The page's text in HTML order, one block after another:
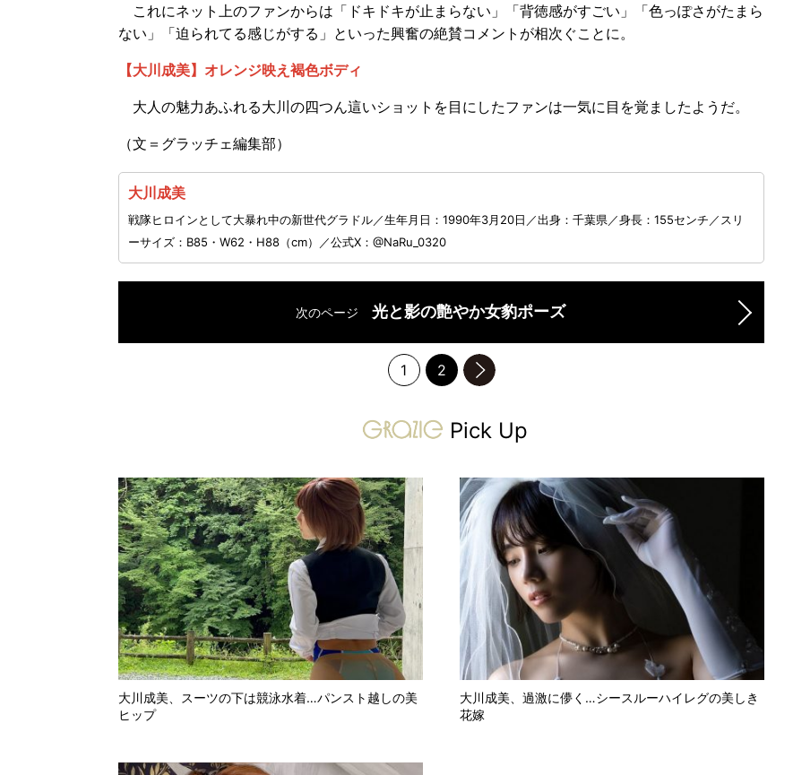
これにネット上のファンからは「ドキドキが止まらない」「背徳感がすごい」「色っぽさがたまら
ない」「迫られてる感じがする」といった興奮の絶賛コメントが相次ぐことに。
【大川成美】オレンジ映え褐色ボディ
大人の魅力あふれる大川の四つん這いショットを目にしたファンは一気に目を覚ましたようだ。
（文＝グラッチェ編集部）
大川成美
戦隊ヒロインとして大暴れ中の新世代グラドル／生年月日：1990年3月20日／出身：千葉県／身長：155センチ／スリ
ーサイズ：B85・W62・H88（cm）／公式X：@NaRu_0320
次のページ 光と影の艶やか女豹ポーズ
1 2
次のページへ
gravure-grazie
Pick Up
大川成美、スーツの下は競泳水着…パンスト越しの美
ヒップ
大川成美、過激に儚く…シースルーハイレグの美しき
花嫁